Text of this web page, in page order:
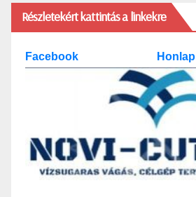
Részletekért kattintás a linkekre
Facebook Honlap